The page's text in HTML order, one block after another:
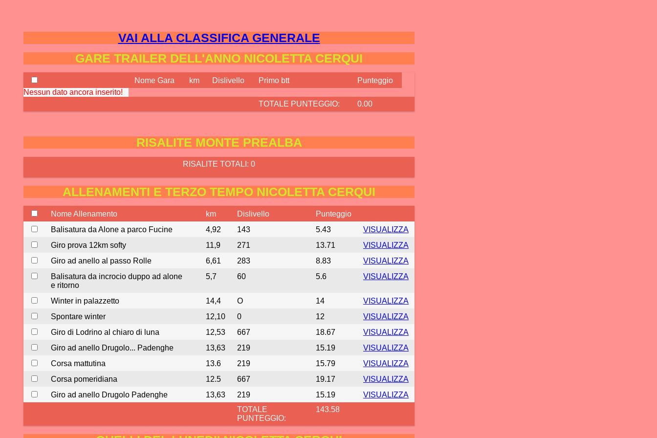
VAI ALLA CLASSIFICA GENERALE
GARE TRAILER DELL'ANNO NICOLETTA CERQUI
Nome Gara km Dislivello Primo btt
Punteggio
Nessun dato ancora inserito!
TOTALE PUNTEGGIO:
0.00
RISALITE MONTE PREALBA
RISALITE TOTALI: 0
ALLENAMENTI E TERZO TEMPO NICOLETTA CERQUI
Nome Allenamento km Dislivello
Punteggio
Balisatura da Alone a parco Fucine
4,92 143 5.43
VISUALIZZA
Giro prova 12km softy
11,9 271 13.71
VISUALIZZA
Giro ad anello al passo Rolle
6,61 283 8.83
VISUALIZZA
Balisatura da incrocio duppo ad alone
e ritorno
5,7 60 5.6 VISUALIZZA
Winter in palazzetto 14,4 O 14
VISUALIZZA
Spontare winter
12,10 0 12
VISUALIZZA
Giro di Lodrino al chiaro di luna
12,53 667 18.67
VISUALIZZA
Giro ad anello Drugolo... Padenghe
13,63 219 15.19
VISUALIZZA
Corsa mattutina
13.6 219 15.79
VISUALIZZA
Corsa pomeridiana
12.5 667 19.17
VISUALIZZA
Giro ad anello Drugolo Padenghe
13,63 219 15.19
VISUALIZZA
TOTALE
PUNTEGGIO:
143.58